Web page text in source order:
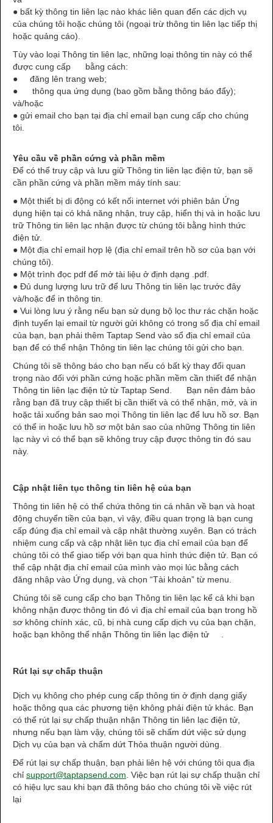
● bất kỳ thông tin liên lạc nào khác liên quan đến các dịch vụ
của chúng tôi hoặc chúng tôi (ngoại trừ thông tin liên lạc tiếp thị
hoặc quảng cáo).
Tùy vào loại Thông tin liên lạc, những loại thông tin này có thể
được cung cấp bằng cách:
● đăng lên trang web;
● thông qua ứng dụng (bao gồm bằng thông báo đẩy);
và/hoặc
● gửi email cho bạn tại địa chỉ email bạn cung cấp cho chúng
tôi.
Yêu cầu về phần cứng và phần mềm
Để có thể truy cập và lưu giữ Thông tin liên lạc điện tử, bạn sẽ
cần phần cứng và phần mềm máy tính sau:
● Một thiết bị di động có kết nối internet với phiên bản Ứng
dụng hiện tại có khả năng nhận, truy cập, hiển thị và in hoặc lưu
trữ Thông tin liên lạc nhận được từ chúng tôi bằng hình thức
điện tử.
● Một địa chỉ email hợp lệ (địa chỉ email trên hồ sơ của bạn với
chúng tôi).
● Một trình đọc pdf để mở tài liệu ở định dạng .pdf.
● Đủ dung lượng lưu trữ để lưu Thông tin liên lạc trước đây
và/hoặc để in thông tin.
● Vui lòng lưu ý rằng nếu bạn sử dụng bộ lọc thư rác chặn hoặc
định tuyến lại email từ người gửi không có trong sổ địa chỉ email
của bạn, bạn phải thêm Taptap Send vào sổ địa chỉ email của
bạn để có thể nhận Thông tin liên lạc chúng tôi gửi cho bạn.
Chúng tôi sẽ thông báo cho bạn nếu có bất kỳ thay đổi quan
trọng nào đối với phần cứng hoặc phần mềm cần thiết để nhận
Thông tin liên lạc điện tử từ Taptap Send. Bạn nên đảm bảo
rằng bạn đã truy cập thiết bị cần thiết và có thể nhận, mở, và in
hoặc tải xuống bản sao mọi Thông tin liên lạc để lưu hồ sơ. Bạn
có thể in hoặc lưu hồ sơ một bản sao của những Thông tin liên
lạc này vì có thể bạn sẽ không truy cập được thông tin đó sau
này.
Cập nhật liên tục thông tin liên hệ của bạn
Thông tin liên hệ có thể chứa thông tin cá nhân về bạn và hoạt
động chuyển tiền của bạn, vì vậy, điều quan trọng là bạn cung
cấp đúng địa chỉ email và cập nhật thường xuyên. Bạn có trách
nhiệm cung cấp và cập nhật liên tục địa chỉ email của bạn để
chúng tôi có thể giao tiếp với bạn qua hình thức điện tử. Bạn có
thể cập nhật địa chỉ email của mình vào mọi lúc bằng cách
đăng nhập vào Ứng dụng, và chọn “Tài khoản” từ menu.
Chúng tôi sẽ cung cấp cho bạn Thông tin liên lạc kể cả khi bạn
không nhận được thông tin đó vì địa chỉ email của bạn trong hồ
sơ không chính xác, cũ, bị nhà cung cấp dịch vụ của bạn chặn,
hoặc bạn không thể nhận Thông tin liên lạc điện tử .
Rút lại sự chấp thuận
Dịch vụ không cho phép cung cấp thông tin ở định dạng giấy
hoặc thông qua các phương tiện không phải điện tử khác. Bạn
có thể rút lại sự chấp thuận nhận Thông tin liên lạc điện tử,
nhưng nếu bạn làm vậy, chúng tôi sẽ chấm dứt việc sử dụng
Dịch vụ của bạn và chấm dứt Thỏa thuận người dùng.
Để rút lại sự chấp thuận, bạn phải liên hệ với chúng tôi qua địa
chỉ support@taptapsend.com . Việc bạn rút lại sự chấp thuận chỉ
có hiệu lực sau khi bạn đã thông báo cho chúng tôi về việc rút
lại